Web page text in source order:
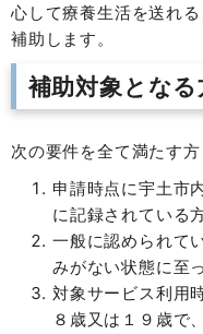
心して療養生活を送れ
補助します。
補助対象となる
次の要件を全て満たす方
申請時点に宇土市
に記録されている
一般に認められて
みがない状態に至
対象サービス利用
８歳又は１９歳で